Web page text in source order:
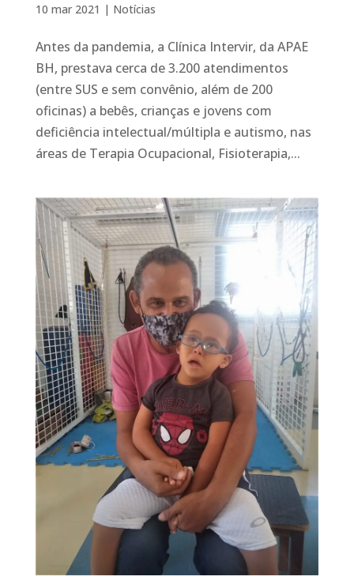
10 mar 2021 | Notícias
Antes da pandemia, a Clínica Intervir, da APAE
BH, prestava cerca de 3.200 atendimentos
(entre SUS e sem convênio, além de 200
oficinas) a bebês, crianças e jovens com
deficiência intelectual/múltipla e autismo, nas
áreas de Terapia Ocupacional, Fisioterapia,...